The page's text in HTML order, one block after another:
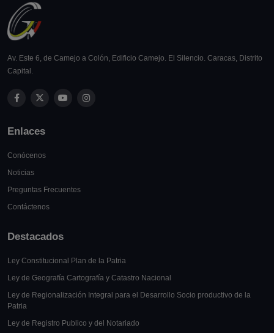
Av. Este 6, de Camejo a Colón, Edificio Camejo. El Silencio. Caracas, Distrito
Capital.
Enlaces
Conócenos
Noticias
Preguntas Frecuentes
Contáctenos
Destacados
Ley Constitucional Plan de la Patria
Ley de Geografía Cartografía y Catastro Nacional
Ley de Regionalización Integral para el Desarrollo Socio productivo de la
Patria
Ley de Registro Publico y del Notariado